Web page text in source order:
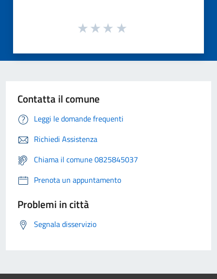
Contatta il comune
Leggi le domande frequenti
Richiedi Assistenza
Chiama il comune 0825845037
Prenota un appuntamento
Problemi in città
Segnala disservizio